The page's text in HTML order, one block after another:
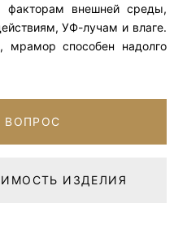
факторам внешней среды,
УФ-лучам и влаге.
способен надолго
ВОПРОС
ИЗДЕЛИЯ